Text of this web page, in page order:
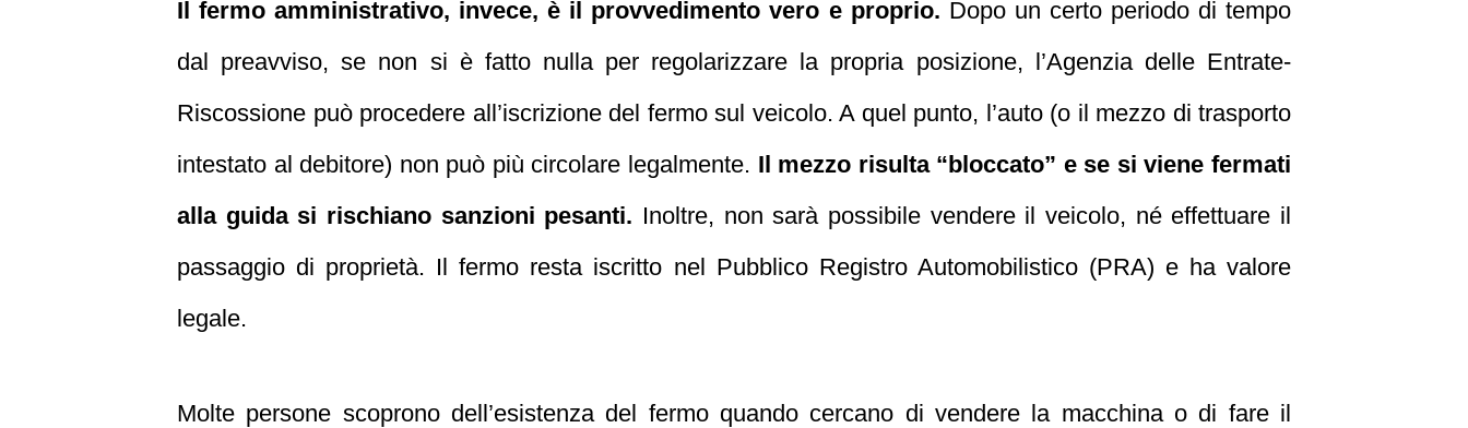
Il fermo amministrativo, invece, è il provvedimento vero e proprio. Dopo un certo periodo di tempo
dal preavviso, se non si è fatto nulla per regolarizzare la propria posizione, l’Agenzia delle Entrate-
Riscossione può procedere all’iscrizione del fermo sul veicolo. A quel punto, l’auto (o il mezzo di trasporto
intestato al debitore) non può più circolare legalmente. Il mezzo risulta “bloccato” e se si viene fermati
alla guida si rischiano sanzioni pesanti. Inoltre, non sarà possibile vendere il veicolo, né effettuare il
passaggio di proprietà. Il fermo resta iscritto nel Pubblico Registro Automobilistico (PRA) e ha valore
legale.
Molte persone scoprono dell’esistenza del fermo quando cercano di vendere la macchina o di fare il